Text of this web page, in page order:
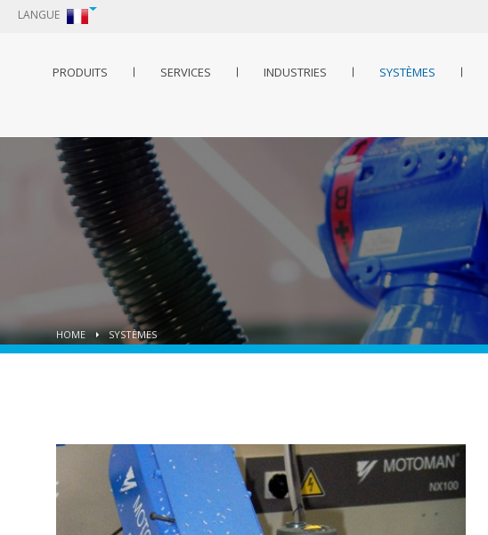
LANGUE
PRODUITS SERVICES INDUSTRIES SYSTÈMES
HOME SYSTÈMES